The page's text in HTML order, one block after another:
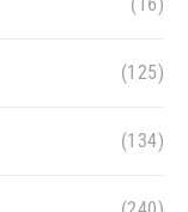
(16)
(125)
(134)